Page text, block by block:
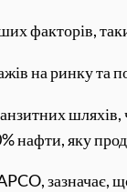
факторів,
на ринку та
нафти, яку